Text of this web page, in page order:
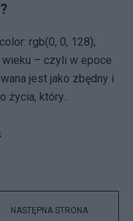
rgb(0, 0, 128);
wieku – czyli w epoce
jest jako zbędny i
życia, który...
NASTĘPNA STRONA